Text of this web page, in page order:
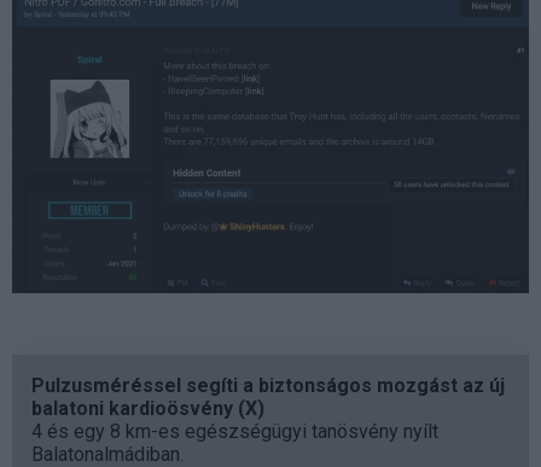
Pulzusméréssel segíti a biztonságos mozgást az új
balatoni kardioösvény (X)
4 és egy 8 km-es egészségügyi tanösvény nyílt
Balatonalmádiban.